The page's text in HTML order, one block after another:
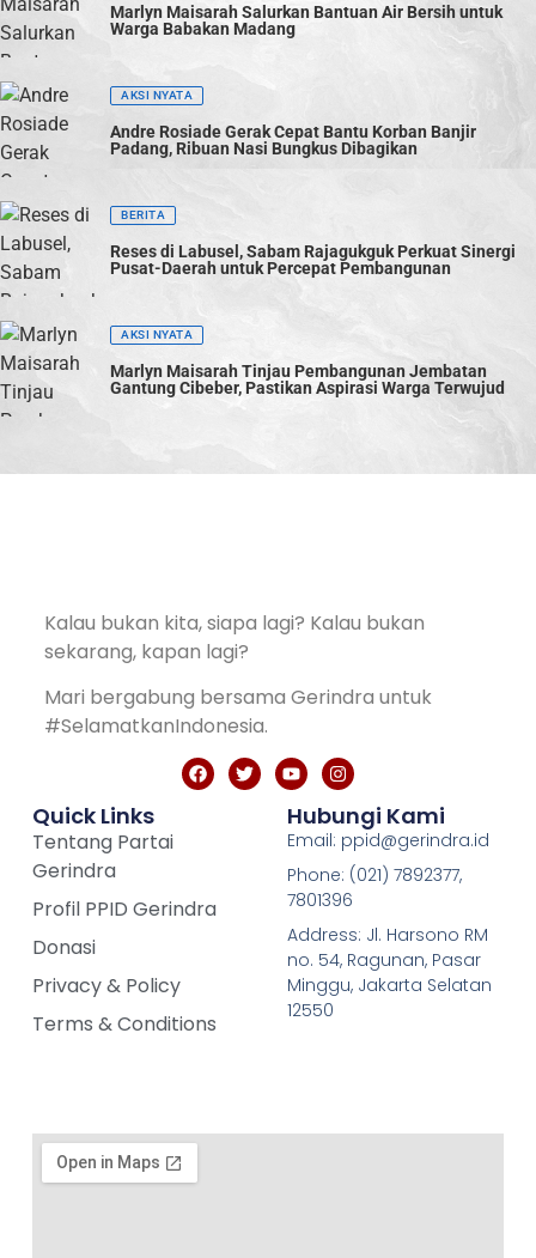
Marlyn Maisarah Salurkan Bantuan Air Bersih untuk
Warga Babakan Madang
AKSI NYATA
Andre Rosiade Gerak Cepat Bantu Korban Banjir
Padang, Ribuan Nasi Bungkus Dibagikan
BERITA
Reses di Labusel, Sabam Rajagukguk Perkuat Sinergi
Pusat-Daerah untuk Percepat Pembangunan
AKSI NYATA
Marlyn Maisarah Tinjau Pembangunan Jembatan
Gantung Cibeber, Pastikan Aspirasi Warga Terwujud
Kalau bukan kita, siapa lagi? Kalau bukan
sekarang, kapan lagi?
Mari bergabung bersama Gerindra untuk
#SelamatkanIndonesia.
Quick Links
Tentang Partai
Gerindra
Profil PPID Gerindra
Donasi
Privacy & Policy
Terms & Conditions
Hubungi Kami
Email: ppid@gerindra.id
Phone: (021) 7892377,
7801396
Address: Jl. Harsono RM
no. 54, Ragunan, Pasar
Minggu, Jakarta Selatan
12550